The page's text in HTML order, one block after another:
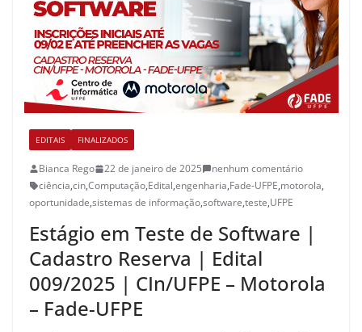
EDITAIS FINALIZADOS
Bianca Rego 22 de janeiro de 2025
nenhum comentário
ciência,cin,Computação,Edital,engenharia,Fade-UFPE,motorola,
oportunidade,sistemas de informação,software,teste,UFPE
Estágio em Teste de Software |
Cadastro Reserva | Edital
009/2025 | CIn/UFPE – Motorola
– Fade-UFPE